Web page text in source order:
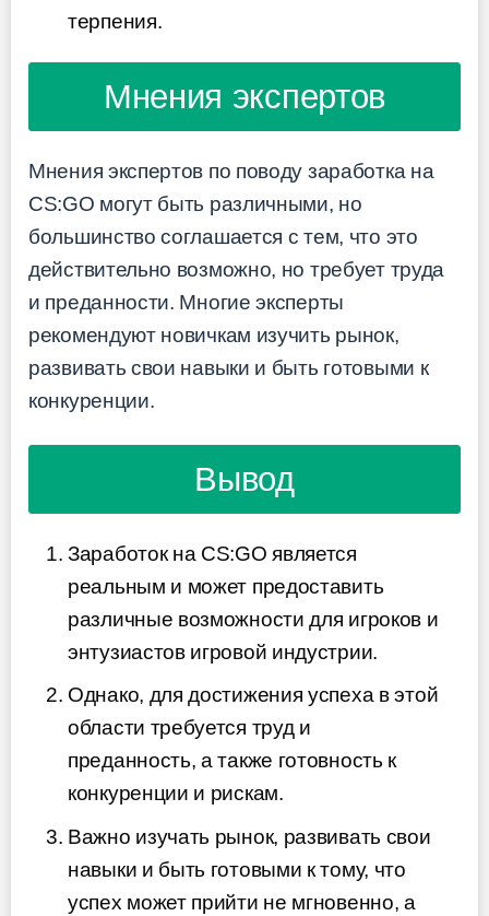
терпения.
Мнения экспертов
Мнения экспертов по поводу заработка на
CS:GO могут быть различными, но
большинство соглашается с тем, что это
действительно возможно, но требует труда
и преданности. Многие эксперты
рекомендуют новичкам изучить рынок,
развивать свои навыки и быть готовыми к
конкуренции.
Вывод
Заработок на CS:GO является
реальным и может предоставить
различные возможности для игроков и
энтузиастов игровой индустрии.
Однако, для достижения успеха в этой
области требуется труд и
преданность, а также готовность к
конкуренции и рискам.
Важно изучать рынок, развивать свои
навыки и быть готовыми к тому, что
успех может прийти не мгновенно, а